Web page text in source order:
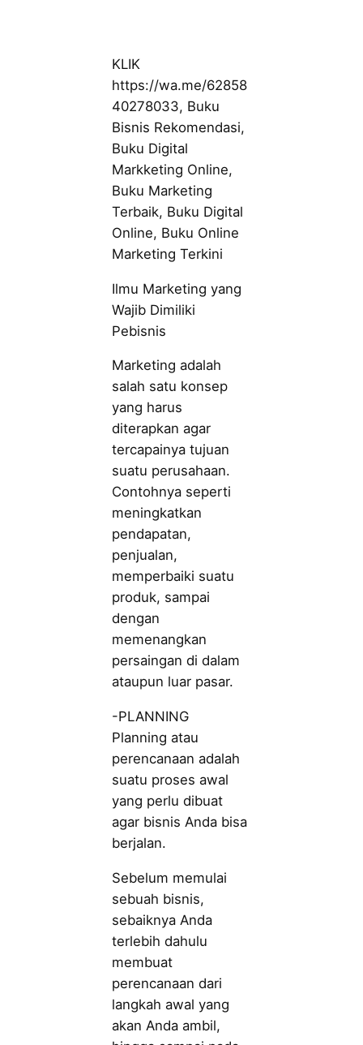
KLIK
https://wa.me/62858
40278033, Buku
Bisnis Rekomendasi,
Buku Digital
Markketing Online,
Buku Marketing
Terbaik, Buku Digital
Online, Buku Online
Marketing Terkini
Ilmu Marketing yang
Wajib Dimiliki
Pebisnis
Marketing adalah
salah satu konsep
yang harus
diterapkan agar
tercapainya tujuan
suatu perusahaan.
Contohnya seperti
meningkatkan
pendapatan,
penjualan,
memperbaiki suatu
produk, sampai
dengan
memenangkan
persaingan di dalam
ataupun luar pasar.
-PLANNING
Planning atau
perencanaan adalah
suatu proses awal
yang perlu dibuat
agar bisnis Anda bisa
berjalan.
Sebelum memulai
sebuah bisnis,
sebaiknya Anda
terlebih dahulu
membuat
perencanaan dari
langkah awal yang
akan Anda ambil,